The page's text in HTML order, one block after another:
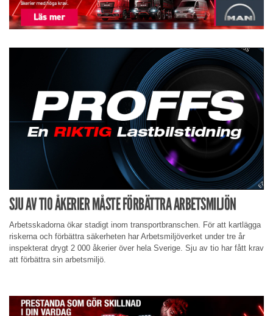
SJU AV TIO ÅKERIER MÅSTE FÖRBÄTTRA ARBETSMILJÖN
Arbetsskadorna ökar stadigt inom transportbranschen. För att kartlägga
riskerna och förbättra säkerheten har Arbetsmiljöverket under tre år
inspekterat drygt 2 000 åkerier över hela Sverige. Sju av tio har fått krav
att förbättra sin arbetsmiljö.